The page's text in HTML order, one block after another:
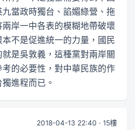
當政時獨台、諂媚綠營、拖
岸一中各表的模糊地帶破壞
不是促進統一的力量，國民
是吳敦義，這種黨對兩岸關
的必要性，對中華民族的作
進程而已。
2018-04-13 22:40 · 15樓